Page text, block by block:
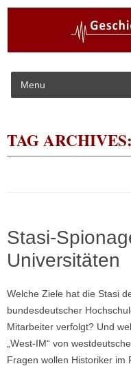
Skip to content
TAG ARCHIVES:
Stasi-
Universitäten
Welche Ziele hat die Stasi
bundesdeutscher
Mitarbeiter verfolgt? Und
„West-IM“ von
Fragen wollen Historiker im